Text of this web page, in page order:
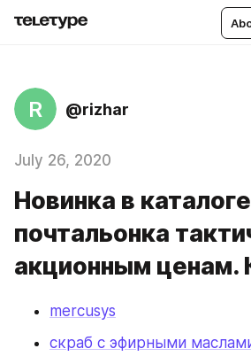
R @rizhar
July 26, 2020
Новинка в
почтальонка
акционным ценам.
mercusys
скраб с эфирными